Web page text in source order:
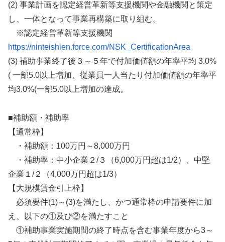
(2) 事業計画を認定経営革新等支援機関や金融機関と策定
し、一体となって事業再構築に取り組む。
※認定経営革新等支援機関
https://ninteishien.force.com/NSK_CertificationArea
(3) 補助事業終了後３～５年で付加価値額の年率平均 3.0%
( 一部5.0以上増加、従業員一人当たり付加価値額の年率平
均3.0%(一部5.0以上増加の達成。
■補助額・補助率
【通常枠】
・補助額：100万円～8,000万円
・補助率：中小企業２/３（6,000万円超は1/2）、中堅
企業１/２（4,000万円超は1/3）
【大規模賃金引上枠】
必須要件(1)～(3)を満たし、かつ通常枠の申請要件に加
え、以下の①及び②を満たすこと
①補助事業実施期間の終了時点を含む事業年度から3～